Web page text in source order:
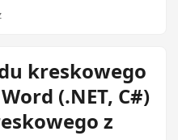
i opcjami
jednej z najlepszych
na PDF, umożliwiając
bez
99 dolarów.
kreskowego
(.NET, C#)
z